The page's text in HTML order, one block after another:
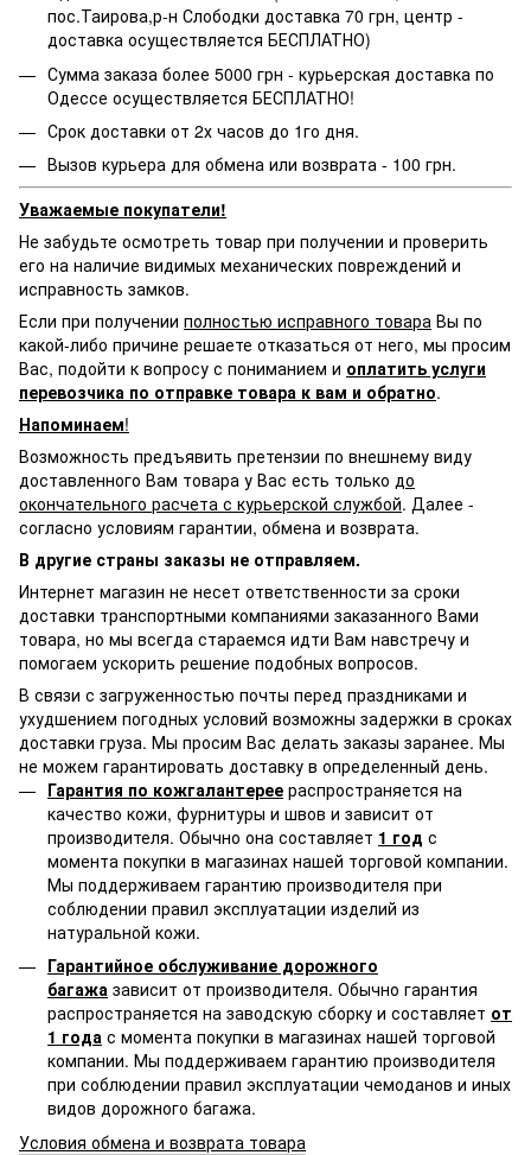
пос.Таирова,р-н Слободки доставка 70 грн, центр -
доставка осуществляется БЕСПЛАТНО)
Сумма заказа более 5000 грн - курьерская доставка по
Одессе осуществляется БЕСПЛАТНО!
Срок доставки от 2х часов до 1го дня.
Вызов курьера для обмена или возврата - 100 грн.
Уважаемые покупатели!
Не забудьте осмотреть товар при получении и проверить
его на наличие видимых механических повреждений и
исправность замков.
Если при получении полностью исправного товара Вы по
какой-либо причине решаете отказаться от него, мы просим
Вас, подойти к вопросу с пониманием и оплатить услуги
перевозчика по отправке товара к вам и обратно.
Напоминаем!
Возможность предъявить претензии по внешнему виду
доставленного Вам товара у Вас есть только до
окончательного расчета с курьерской службой. Далее -
согласно условиям гарантии, обмена и возврата.
В другие страны заказы не отправляем.
Интернет магазин не несет ответственности за сроки
доставки транспортными компаниями заказанного Вами
товара, но мы всегда стараемся идти Вам навстречу и
помогаем ускорить решение подобных вопросов.
В связи с загруженностью почты перед праздниками и
ухудшением погодных условий возможны задержки в сроках
доставки груза. Мы просим Вас делать заказы заранее. Мы
не можем гарантировать доставку в определенный день.
Гарантия по кожгалантерее распространяется на
качество кожи, фурнитуры и швов и зависит от
производителя. Обычно она составляет 1 год с
момента покупки в магазинах нашей торговой компании.
Мы поддерживаем гарантию производителя при
соблюдении правил эксплуатации изделий из
натуральной кожи.
Гарантийное обслуживание дорожного
багажа зависит от производителя. Обычно гарантия
распространяется на заводскую сборку и составляет от
1 года с момента покупки в магазинах нашей торговой
компании. Мы поддерживаем гарантию производителя
при соблюдении правил эксплуатации чемоданов и иных
видов дорожного багажа.
Условия обмена и возврата товара